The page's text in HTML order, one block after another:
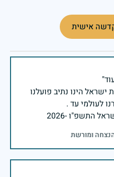
אישית
הינו נתיב פועלנו
התשפ"ו -2026
ומורשת